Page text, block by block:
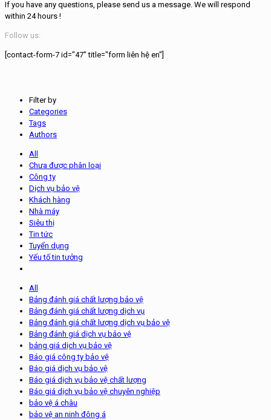
If you have any questions, please send us a message. We will respond
within 24 hours !
Follow us:
[contact-form-7 id="47" title="form liên hệ en"]
Filter by
Categories
Tags
Authors
All
Chưa được phân loại
Công ty
Dịch vụ bảo vệ
Khách hàng
Nhà máy
Siêu thị
Tin tức
Tuyển dụng
Yếu tố tin tưởng
All
Bảng đánh giá chất lượng bảo vệ
Bảng đánh giá chất lượng dịch vụ
Bảng đánh giá chất lượng dịch vụ bảo vệ
Bảng đánh giá dịch vụ bảo vệ
bảng giá dịch vụ bảo vệ
Báo giá công ty bảo vệ
Báo giá dịch vụ bảo vệ
Báo giá dịch vụ bảo vệ chất lượng
Báo giá dịch vụ bảo vệ chuyên nghiệp
bảo vệ á châu
bảo vệ an ninh đông á